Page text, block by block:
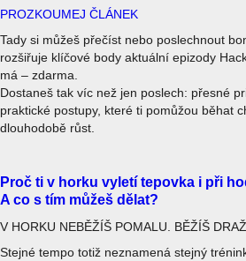
PROZKOUMEJ ČLÁNEK
Tady si můžeš přečíst nebo poslechnout
rozšiřuje klíčové body aktuální epizody
má – zdarma.
Dostaneš tak víc než jen poslech: přesné
praktické postupy, které ti pomůžou běhat
dlouhodobě růst.
Proč ti v horku vyletí tepovka i při
A co s tím můžeš dělat?
V HORKU NEBĚŽÍŠ POMALU. BĚŽÍŠ
Stejné tempo totiž neznamená stejný